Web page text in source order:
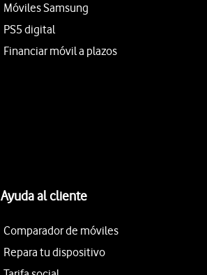
Móviles Samsung
PS5 digital
Financiar móvil a plazos
Ayuda al cliente
Comparador de móviles
Repara tu dispositivo